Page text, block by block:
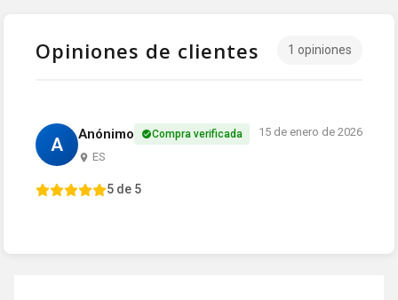
Opiniones de clientes 1 opiniones
A Anónimo Compra verificada
ES
15 de enero de 2026
5 de 5